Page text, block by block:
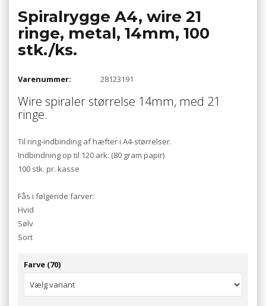
Spiralrygge A4, wire 21
ringe, metal, 14mm, 100
stk./ks.
Varenummer: 28123191
Wire spiraler størrelse 14mm, med 21
ringe.
Til ring-indbinding af hæfter i A4-størrelser.
Indbindning op til 120 ark. (80 gram papir)
100 stk. pr. kasse
Fås i følgende farver:
Hvid
Sølv
Sort
Farve (70)